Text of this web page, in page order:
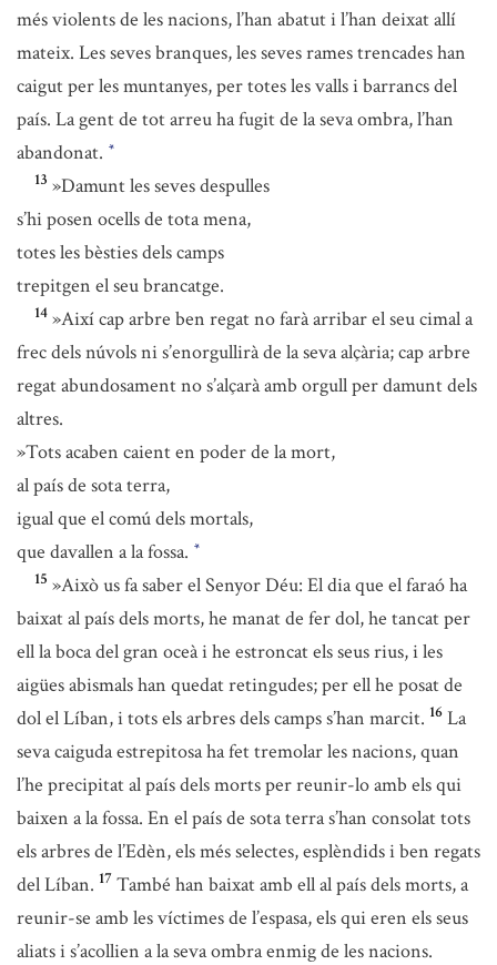
més violents de les nacions, l’han abatut i l’han deixat allí
mateix. Les seves branques, les seves rames trencades han
caigut per les muntanyes, per totes les valls i barrancs del
país. La gent de tot arreu ha fugit de la seva ombra, l’han
abandonat. *
13 »Damunt les seves despulles
s’hi posen ocells de tota mena,
totes les bèsties dels camps
trepitgen el seu brancatge.
14 »Així cap arbre ben regat no farà arribar el seu cimal a
frec dels núvols ni s’enorgullirà de la seva alçària; cap arbre
regat abundosament no s’alçarà amb orgull per damunt dels
altres.
»Tots acaben caient en poder de la mort,
al país de sota terra,
igual que el comú dels mortals,
que davallen a la fossa. *
15 »Això us fa saber el Senyor Déu: El dia que el faraó ha
baixat al país dels morts, he manat de fer dol, he tancat per
ell la boca del gran oceà i he estroncat els seus rius, i les
aigües abismals han quedat retingudes; per ell he posat de
dol el Líban, i tots els arbres dels camps s’han marcit. 16 La
seva caiguda estrepitosa ha fet tremolar les nacions, quan
l’he precipitat al país dels morts per reunir-lo amb els qui
baixen a la fossa. En el país de sota terra s’han consolat tots
els arbres de l’Edèn, els més selectes, esplèndids i ben regats
del Líban. 17 També han baixat amb ell al país dels morts, a
reunir-se amb les víctimes de l’espasa, els qui eren els seus
aliats i s’acollien a la seva ombra enmig de les nacions.